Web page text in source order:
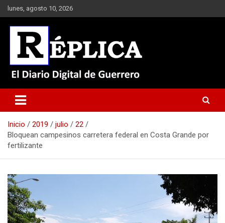
Saltar
al
contenido
lunes, agosto 10, 2026
Réplica
Inicio 2019 julio
22
Bloquean campesinos carretera federal en Costa Grande por
fertilizante